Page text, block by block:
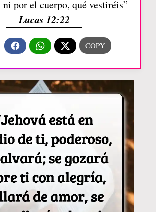
por el cuerpo, qué vestiréis”
Lucas 12:22